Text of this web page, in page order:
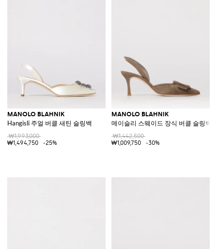
MANOLO BLAHNIK
Hangisli 주얼 버클 새틴 슬링백
₩1,993,000
₩1,494,750
-25%
MANOLO BLAHNIK
메이슬리 스웨이드 장식 버클 슬링백
₩1,442,500
₩1,009,750
-30%